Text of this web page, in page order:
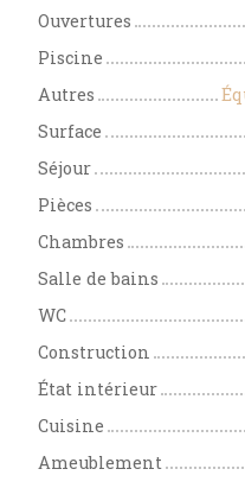
Ouvertures
Piscine
Autres
Surface
Séjour
Pièces
Chambres
Salle de bains
WC
Construction
État intérieur
Cuisine
Ameublement